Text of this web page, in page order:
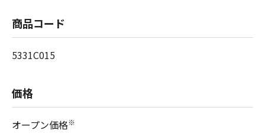
商品コード
5331C015
価格
オープン価格※